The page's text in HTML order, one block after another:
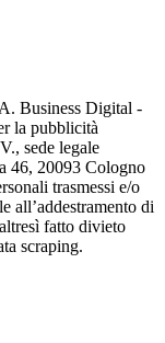
Business Digital -
la pubblicità
sede legale
46, 20093 Cologno
trasmessi e/o
all’addestramento di
fatto divieto
scraping.